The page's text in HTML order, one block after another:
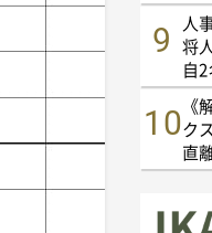
人
将
自2
《
ク
直